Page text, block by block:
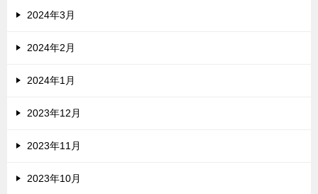
2024年3月
2024年2月
2024年1月
2023年12月
2023年11月
2023年10月